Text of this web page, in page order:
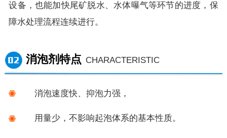
设备，也能加快尾矿脱水、水体曝气等环节的进度，保
障水处理流程连续进行。
消泡剂特点 CHARACTERISTIC
消泡速度快、抑泡力强，
用量少，不影响起泡体系的基本性质。